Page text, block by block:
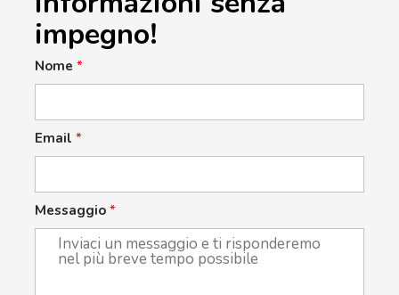
impegno!
Nome *
Email *
Messaggio *